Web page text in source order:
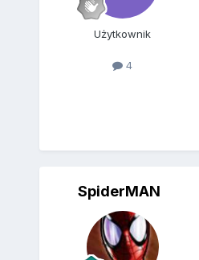
Użytkownik
4
SpiderMAN